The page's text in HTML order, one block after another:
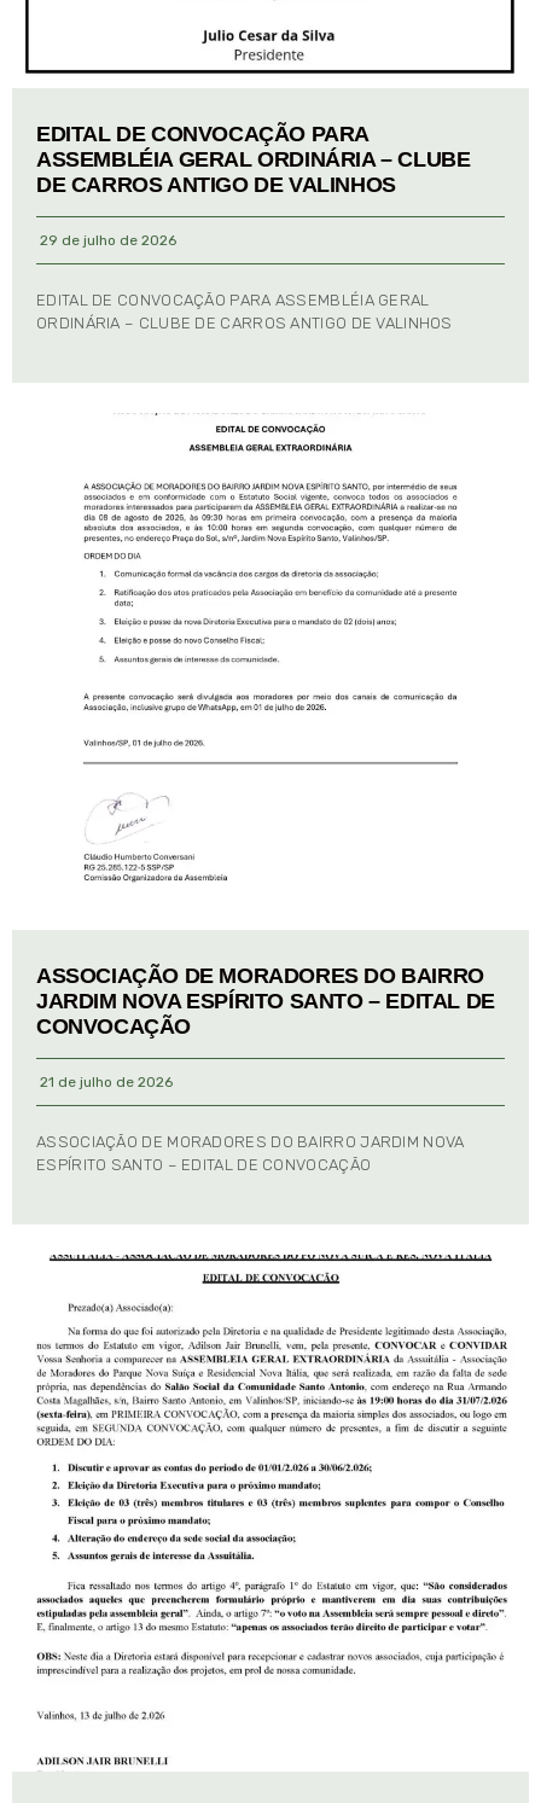
EDITAL DE CONVOCAÇÃO PARA
ASSEMBLÉIA GERAL ORDINÁRIA – CLUBE
DE CARROS ANTIGO DE VALINHOS
29 de julho de 2026
EDITAL DE CONVOCAÇÃO PARA ASSEMBLÉIA GERAL
ORDINÁRIA – CLUBE DE CARROS ANTIGO DE VALINHOS
ASSOCIAÇÃO DE MORADORES DO BAIRRO
JARDIM NOVA ESPÍRITO SANTO – EDITAL DE
CONVOCAÇÃO
21 de julho de 2026
ASSOCIAÇÃO DE MORADORES DO BAIRRO JARDIM NOVA
ESPÍRITO SANTO – EDITAL DE CONVOCAÇÃO